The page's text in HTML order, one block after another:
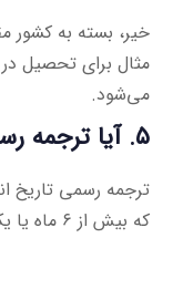
خیر، بسته به کشور
مثال برای تحصیل در
می‌شود.
۵. آیا ترجمه رسمی منقضی می‌شود؟
ترجمه رسمی تاریخ
که بیش از ۶ ماه یا یک سال از آن گذشته باشد را نمی‌پذیرند.